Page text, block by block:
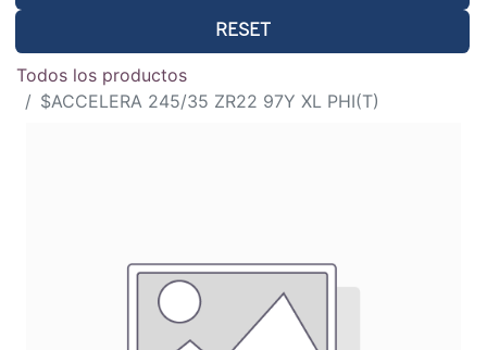
RESET
Todos los productos
$ACCELERA 245/35 ZR22 97Y XL PHI(T)